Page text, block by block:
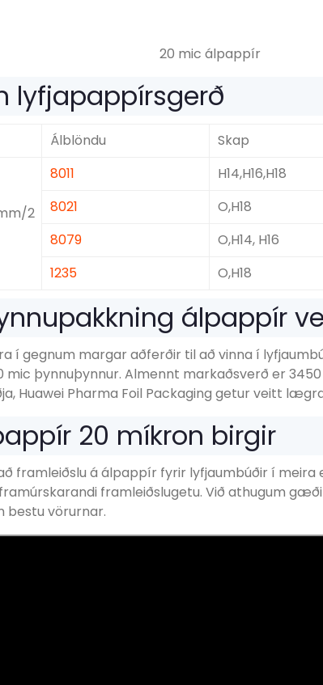
20 mic álpappír
lyfjapappírsgerð
Álblöndu Skap
2
8011
H14,H16,H18
8021
O,H18
8079
O,H14, H16
1235
O,H18
álpappír
í gegnum margar aðferðir til að vinna í
mic þynnuþynnur. Almennt markaðsverð er
Huawei Pharma Foil Packaging getur veitt
20 míkron birgir
framleiðslu á álpappír fyrir lyfjaumbúðir í meira
framleiðslugetu. Við athugum
bestu vörurnar.